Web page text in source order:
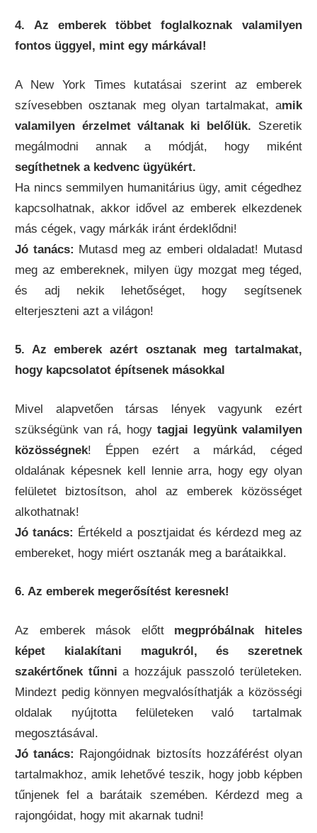
4. Az emberek többet foglalkoznak valamilyen
fontos üggyel, mint egy márkával!
A New York Times kutatásai szerint az emberek
szívesebben osztanak meg olyan tartalmakat, amik
valamilyen érzelmet váltanak ki belőlük. Szeretik
megálmodni annak a módját, hogy miként
segíthetnek a kedvenc ügyükért.
Ha nincs semmilyen humanitárius ügy, amit cégedhez
kapcsolhatnak, akkor idővel az emberek elkezdenek
más cégek, vagy márkák iránt érdeklődni!
Jó tanács: Mutasd meg az emberi oldaladat! Mutasd
meg az embereknek, milyen ügy mozgat meg téged,
és adj nekik lehetőséget, hogy segítsenek
elterjeszteni azt a világon!
5. Az emberek azért osztanak meg tartalmakat,
hogy kapcsolatot építsenek másokkal
Mivel alapvetően társas lények vagyunk ezért
szükségünk van rá, hogy tagjai legyünk valamilyen
közösségnek! Éppen ezért a márkád, céged
oldalának képesnek kell lennie arra, hogy egy olyan
felületet biztosítson, ahol az emberek közösséget
alkothatnak!
Jó tanács: Értékeld a posztjaidat és kérdezd meg az
embereket, hogy miért osztanák meg a barátaikkal.
6. Az emberek megerősítést keresnek!
Az emberek mások előtt megpróbálnak hiteles
képet kialakítani magukról, és szeretnek
szakértőnek tűnni a hozzájuk passzoló területeken.
Mindezt pedig könnyen megvalósíthatják a közösségi
oldalak nyújtotta felületeken való tartalmak
megosztásával.
Jó tanács: Rajongóidnak biztosíts hozzáférést olyan
tartalmakhoz, amik lehetővé teszik, hogy jobb képben
tűnjenek fel a barátaik szemében. Kérdezd meg a
rajongóidat, hogy mit akarnak tudni!